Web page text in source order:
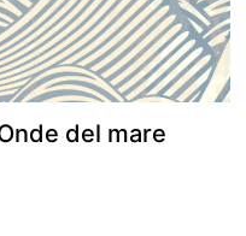
del mare